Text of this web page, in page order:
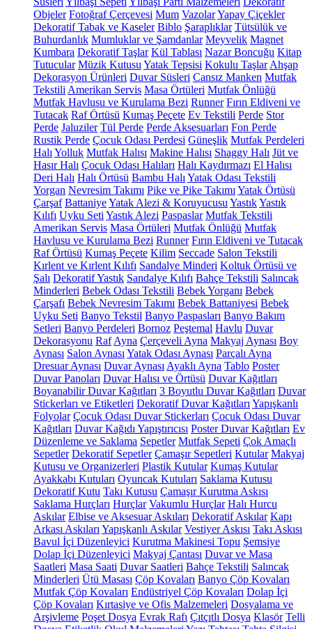
Objeler Fotoğraf Çerçevesi Mum VazolarYapay Çiçekler
Dekoratif Tabak ve Kaseler Biblo Şaraplıklar Tütsülük ve
Buhurdanlık Mumluklar ve Şamdanlar Meyvelik Magnet
Kumbara Dekoratif Taşlar Kül Tablası Nazar Boncuğu Kitap
Tutucular Müzik Kutusu Yatak Tepsisi Kokulu Taşlar Ahşap
Dekorasyon Ürünleri Duvar Süsleri Cansız Manken Mutfak
Tekstili Amerikan Servis Masa Örtüleri Mutfak Önlüğü
Mutfak Havlusu ve Kurulama Bezi Runner Fırın Eldiveni ve
Tutacak Raf Örtüsü Kumaş Peçete Ev Tekstili Perde Stor
Perde Jaluziler Tül Perde Perde Aksesuarları Fon Perde
Rustik Perde Çocuk Odası Perdesi Güneşlik Mutfak Perdeleri
Halı Yolluk Mutfak Halısı Makine Halısı Shaggy Halı Jüt ve
Hasır Halı Çocuk Odası Halıları Halı Kaydırmazı El Halısı
Deri Halı Halı Örtüsü Bambu Halı Yatak Odası Tekstili
Yorgan Nevresim Takımı Pike ve Pike Takımı Yatak Örtüsü
Çarşaf BattaniyeYatak Alezi & Koruyucusu YastıkYastık
Kılıfı Uyku Seti Yastık Alezi Paspaslar Mutfak Tekstili
Amerikan Servis Masa Örtüleri Mutfak Önlüğü Mutfak
Havlusu ve Kurulama Bezi Runner Fırın Eldiveni ve Tutacak
Raf Örtüsü Kumaş Peçete Kilim Seccade Salon Tekstili
Kırlent ve Kırlent Kılıfı Sandalye Minderi Koltuk Örtüsü ve
Şalı Dekoratif Yastık Sandalye Kılıfı Bahçe Tekstili Salıncak
Minderleri Bebek Odası Tekstili Bebek Yorganı Bebek
Çarşafı Bebek Nevresim Takımı Bebek Battaniyesi Bebek
Uyku Seti Banyo Tekstil Banyo Paspasları Banyo Bakım
Setleri Banyo Perdeleri Bornoz Peştemal Havlu Duvar
Dekorasyonu Raf Ayna Çerçeveli Ayna Makyaj Aynası Boy
Aynası Salon Aynası Yatak Odası Aynası Parçalı Ayna
Dresuar Aynası Duvar Aynası Ayaklı Ayna Tablo Poster
Duvar Panoları Duvar Halısı ve Örtüsü Duvar Kağıtları
Boyanabilir Duvar Kağıtları 3 Boyutlu Duvar Kağıtları Duvar
Stickerları ve Etiketleri Dekoratif Duvar Kağıtları Yapışkanlı
Folyolar Çocuk Odası Duvar Stickerları Çocuk Odası Duvar
Kağıtları Duvar Kağıdı Yapıştırıcısı Poster Duvar Kağıtları Ev
Düzenleme ve Saklama Sepetler Mutfak Sepeti Çok Amaçlı
Sepetler Dekoratif Sepetler Çamaşır Sepetleri Kutular Makyaj
Kutusu ve Organizerleri Plastik Kutular Kumaş Kutular
Ayakkabı Kutuları Oyuncak Kutuları Saklama Kutusu
Dekoratif Kutu Takı Kutusu Çamaşır Kurutma Askısı
Saklama Hurçları Hurçlar Vakumlu Hurçlar Halı Hurcu
Askılar Elbise ve Aksesuar Askıları Dekoratif Askılar Kapı
Arkası Askıları Yapışkanlı Askılar Vestiyer Askısı Takı Askısı
Bavul İçi Düzenleyici Kurutma Makinesi Topu Şemsiye
Dolap İçi Düzenleyici Makyaj Çantası Duvar ve Masa
Saatleri Masa Saati Duvar Saatleri Bahçe Tekstili Salıncak
Minderleri Ütü Masası Çöp Kovaları Banyo Çöp Kovaları
Mutfak Çöp Kovaları Endüstriyel Çöp Kovaları Dolap İçi
Çöp Kovaları Kırtasiye ve Ofis Malzemeleri Dosyalama ve
Arşivleme Poşet Dosya Evrak Rafı Çıtçıtlı Dosya Klasör Telli